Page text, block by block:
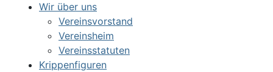
Wir über uns
Vereinsvorstand
Vereinsheim
Vereinsstatuten
Krippenfiguren